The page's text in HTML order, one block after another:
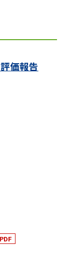
価報告
PDF